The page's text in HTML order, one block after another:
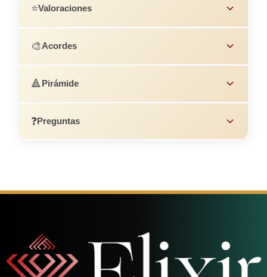
⭐Valoraciones
🎨Acordes
🔺Pirámide
❓Preguntas